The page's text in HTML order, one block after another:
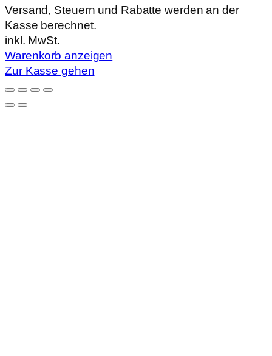
Produkte
im
Warenkorb
Versand, Steuern und Rabatte werden an der
Kasse berechnet.
inkl. MwSt.
Warenkorb anzeigen
Zur Kasse gehen